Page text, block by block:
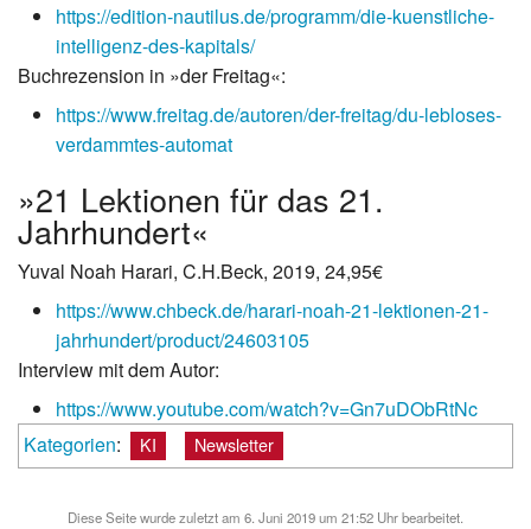
https://edition-nautilus.de/programm/die-kuenstliche-
intelligenz-des-kapitals/
Buchrezension in »der Freitag«:
https://www.freitag.de/autoren/der-freitag/du-lebloses-
verdammtes-automat
»21 Lektionen für das 21.
Jahrhundert«
Yuval Noah Harari, C.H.Beck, 2019, 24,95€
https://www.chbeck.de/harari-noah-21-lektionen-21-
jahrhundert/product/24603105
Interview mit dem Autor:
https://www.youtube.com/watch?v=Gn7uDObRtNc
Kategorien: KI Newsletter
Diese Seite wurde zuletzt am 6. Juni 2019 um 21:52 Uhr bearbeitet.